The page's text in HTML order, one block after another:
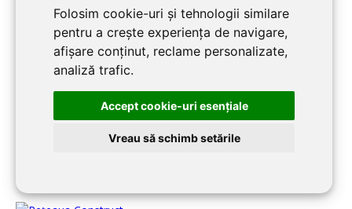
Folosim cookie-uri și tehnologii similare
pentru a crește experiența de navigare,
afișare conținut, reclame personalizate,
analiză trafic.
Accept cookie-uri esenţiale
Vreau să schimb setările
Articole de specialitate
Sfaturi Utile
Modele de contracte
Declaratia de confidentialitate